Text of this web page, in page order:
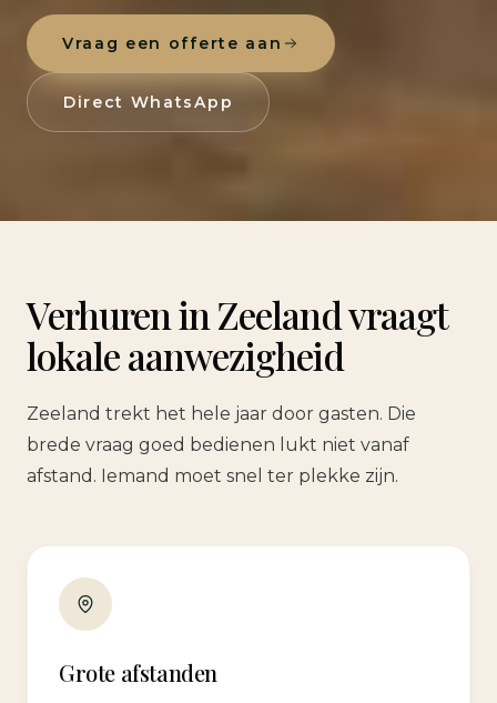
Vraag een offerte aan
Direct WhatsApp
Verhuren in Zeeland vraagt
lokale aanwezigheid
Zeeland trekt het hele jaar door gasten. Die
brede vraag goed bedienen lukt niet vanaf
afstand. Iemand moet snel ter plekke zijn.
Grote afstanden